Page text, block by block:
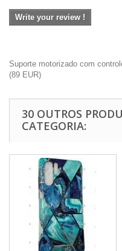
Write your review !
Suporte motorizado com
(89 EUR)
30 OUTROS
CATEGORIA: